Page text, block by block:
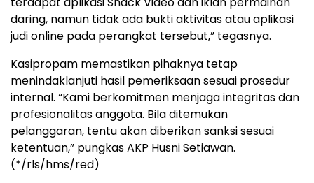
daring, namun tidak ada bukti aktivitas atau aplikasi
judi online pada perangkat tersebut,” tegasnya.
Kasipropam memastikan pihaknya tetap
menindaklanjuti hasil pemeriksaan sesuai prosedur
internal. “Kami berkomitmen menjaga integritas dan
profesionalitas anggota. Bila ditemukan
pelanggaran, tentu akan diberikan sanksi sesuai
ketentuan,” pungkas AKP Husni Setiawan.
(*/rls/hms/red)